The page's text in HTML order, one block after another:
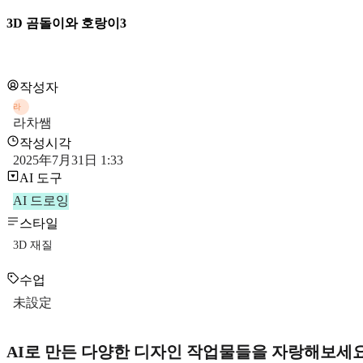
3D 곰돌이와 호랑이3
작성자
라
라차쌤
작성시각
2025年7月31日 1:33
AI 도구
AI 드로잉
스타일
3D 재질
수업
未設定
AI로 만든 다양한 디자인 작업물들을 자랑해보세